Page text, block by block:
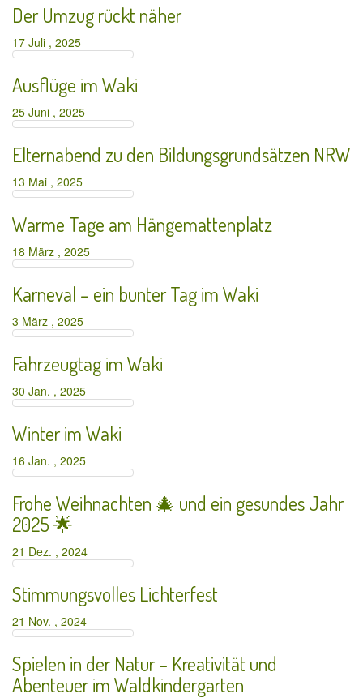
Der Umzug rückt näher
17 Juli , 2025
Ausflüge im Waki
25 Juni , 2025
Elternabend zu den Bildungsgrundsätzen NRW
13 Mai , 2025
Warme Tage am Hängemattenplatz
18 März , 2025
Karneval – ein bunter Tag im Waki
3 März , 2025
Fahrzeugtag im Waki
30 Jan. , 2025
Winter im Waki
16 Jan. , 2025
Frohe Weihnachten 🎄 und ein gesundes Jahr
2025 🌟
21 Dez. , 2024
Stimmungsvolles Lichterfest
21 Nov. , 2024
Spielen in der Natur – Kreativität und
Abenteuer im Waldkindergarten